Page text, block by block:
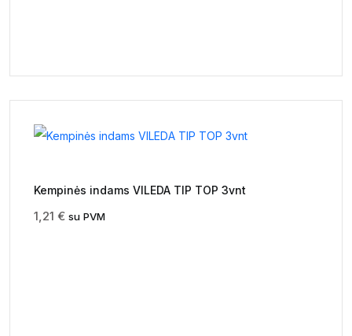
Kempinės indams VILEDA TIP TOP 3vnt
1,21 € su PVM